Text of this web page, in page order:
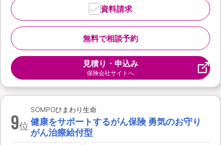
無料で相談予約
資料請求
見積り・申込み
保険会社サイトへ
9位
SOMPOひまわり生命
健康をサポートするがん保険 勇気のお守り
がん治療給付型